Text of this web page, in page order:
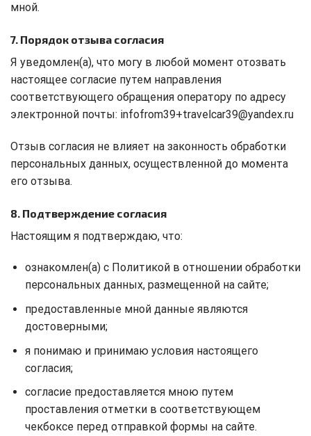
мной.
7. Порядок отзыва согласия
Я уведомлен(а), что могу в любой момент отозвать
настоящее согласие путем направления
соответствующего обращения оператору по адресу
электронной почты: infofrom39+travelcar39@yandex.ru
Отзыв согласия не влияет на законность обработки
персональных данных, осуществленной до момента
его отзыва.
8. Подтверждение согласия
Настоящим я подтверждаю, что:
ознакомлен(а) с Политикой в отношении обработки
персональных данных, размещенной на сайте;
предоставленные мной данные являются
достоверными;
я понимаю и принимаю условия настоящего
согласия;
согласие предоставляется мною путем
проставления отметки в соответствующем
чекбоксе перед отправкой формы на сайте.